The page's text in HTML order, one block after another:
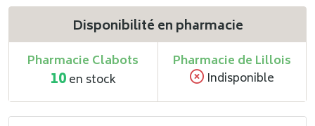
Disponibilité en pharmacie
Pharmacie Clabots
10en stock
Pharmacie de Lillois
Indisponible